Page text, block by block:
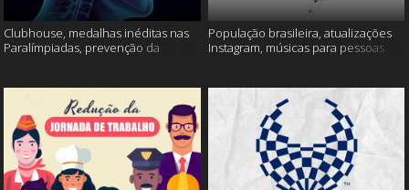
Clubhouse, medalhas inéditas nas
Paralímpiadas, prevenção da
População brasileira, atualizações
Instagram, músicas para pessoas